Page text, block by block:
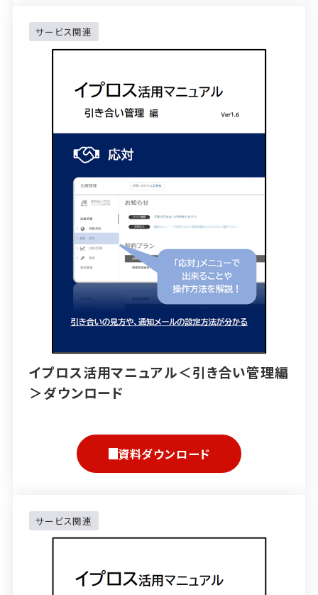
サービス関連
イプロス活用マニュアル＜引き合い管理編
＞ダウンロード
資料ダウンロード
サービス関連